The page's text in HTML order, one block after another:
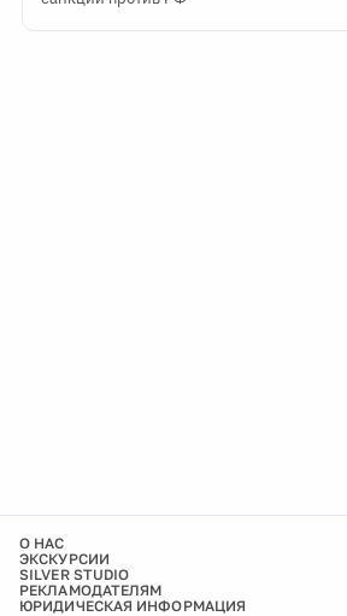
О НАС
ЭКСКУРСИИ
SILVER STUDIO
РЕКЛАМОДАТЕЛЯМ
ЮРИДИЧЕСКАЯ ИНФОРМАЦИЯ